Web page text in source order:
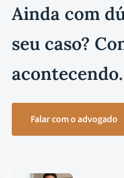
Ainda com
seu caso?
acontecendo.
Falar com o advogado